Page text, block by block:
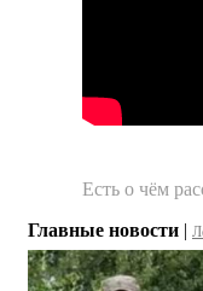
Есть о чём
Главные новости |